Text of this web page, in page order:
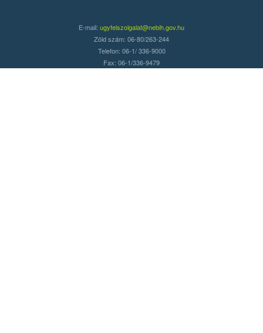
E-mail: ugyfelszolgalat@nebih.gov.hu
Zöld szám: 06-80/263-244
Telefon: 06-1/ 336-9000
Fax: 06-1/336-9479